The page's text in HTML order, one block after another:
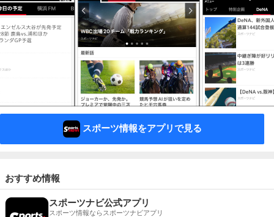
スポーツ情報をアプリで見る
おすすめ情報
スポーツナビ公式アプリ
スポーツ情報ならスポーツナビアプリ